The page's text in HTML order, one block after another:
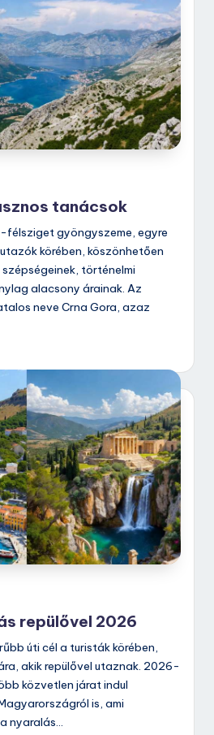
tanácsok
félsziget gyöngyszeme, egyre
körében, köszönhetően
történelmi
alacsony árainak. Az
neve Crna Gora, azaz
repülővel 2026
úti cél a turisták körében,
akik repülővel utaznak. 2026-
közvetlen járat indul
is, ami
nyaralás…